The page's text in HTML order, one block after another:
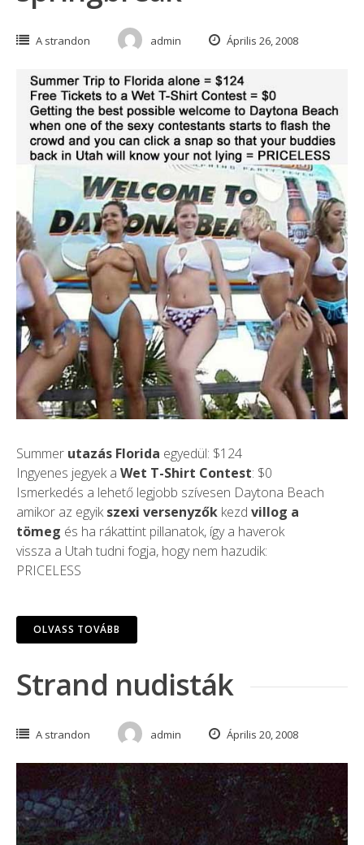
A strandon admin Április 26, 2008
Summer utazás Florida egyedül: $124
Ingyenes jegyek a Wet T-Shirt Contest: $0
Ismerkedés a lehető legjobb szívesen Daytona Beach
amikor az egyikszexi versenyzők kezd villog a
tömeg és ha rákattint pillanatok, így a haverok
vissza a Utah tudni fogja, hogy nem hazudik:
PRICELESS
OLVASS TOVÁBB
Strand nudisták
A strandon admin Április 20, 2008